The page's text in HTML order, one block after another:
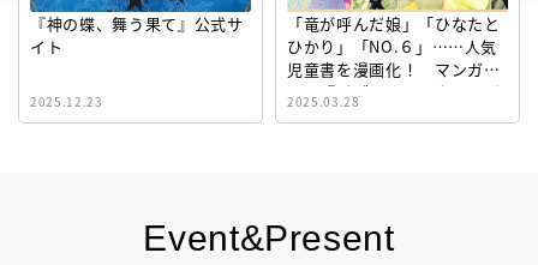
Event&Present
『神の蝶、舞う果て』公式サ
イト
2025.12.23
「竜が呼んだ娘」「ひなたと
ひかり」「NO.６」……人気
児童書を漫画化！ マンガサ
イト『ビブリオシリウス』誕
生！
2025.03.28